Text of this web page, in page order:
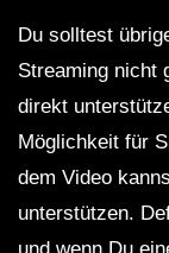
Du solltest
Streaming nicht
direkt
Möglichkeit für
dem Video
unterstützen.